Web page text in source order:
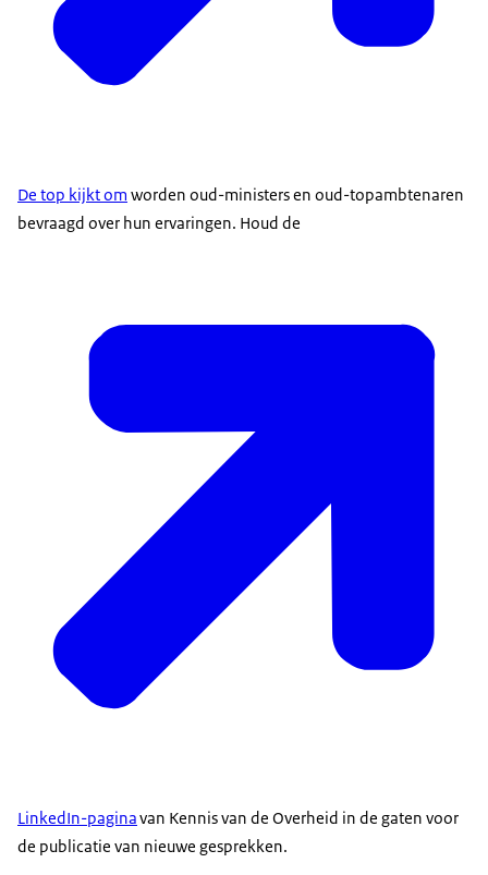
De top kijkt om worden oud-ministers en oud-topambtenaren
bevraagd over hun ervaringen. Houd de
LinkedIn-paginavan Kennis van de Overheid in de gaten voor
de publicatie van nieuwe gesprekken.